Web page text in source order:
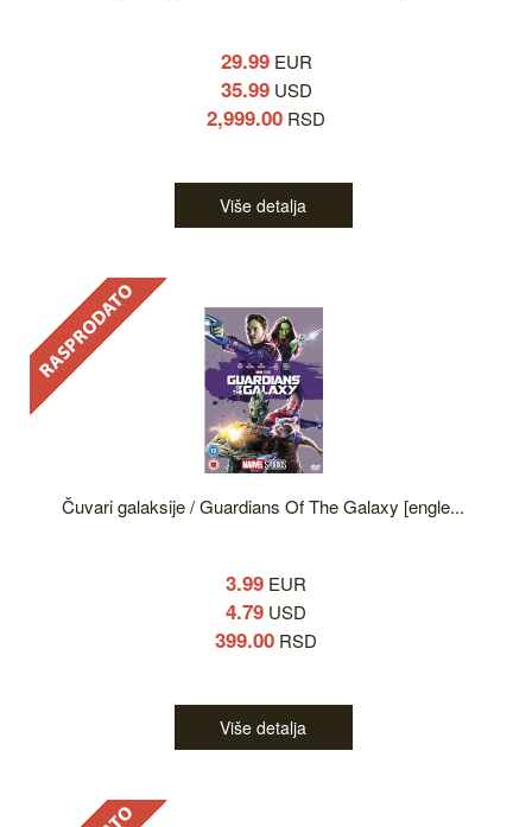
29.99EUR
35.99USD
2,999.00 RSD
Više detalja
Čuvari galaksije / Guardians Of The Galaxy [engle...
3.99 EUR
4.79 USD
399.00 RSD
Više detalja